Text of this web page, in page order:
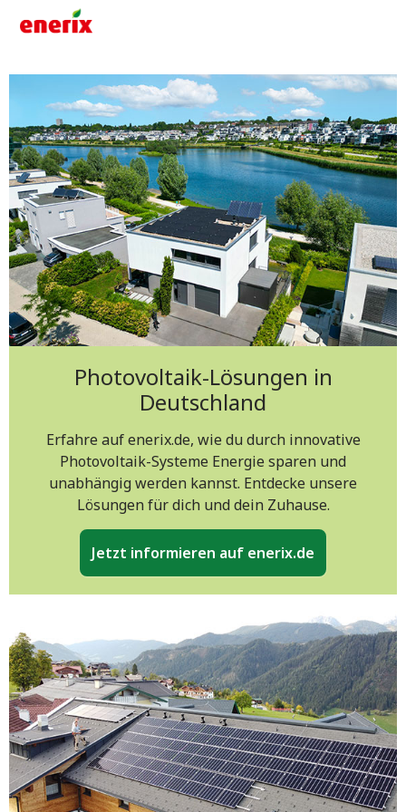
Photovoltaik-Lösungen in
Deutschland
Erfahre auf enerix.de, wie du durch innovative
Photovoltaik-Systeme Energie sparen und
unabhängig werden kannst. Entdecke unsere
Lösungen für dich und dein Zuhause.
Jetzt informieren auf enerix.de